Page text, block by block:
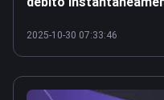
2025-10-30 07:33:46